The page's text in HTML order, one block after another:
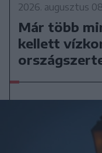
2026. augusztus
Már több
kellett